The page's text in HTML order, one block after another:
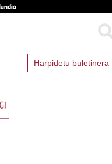
Harpidetu buletinera